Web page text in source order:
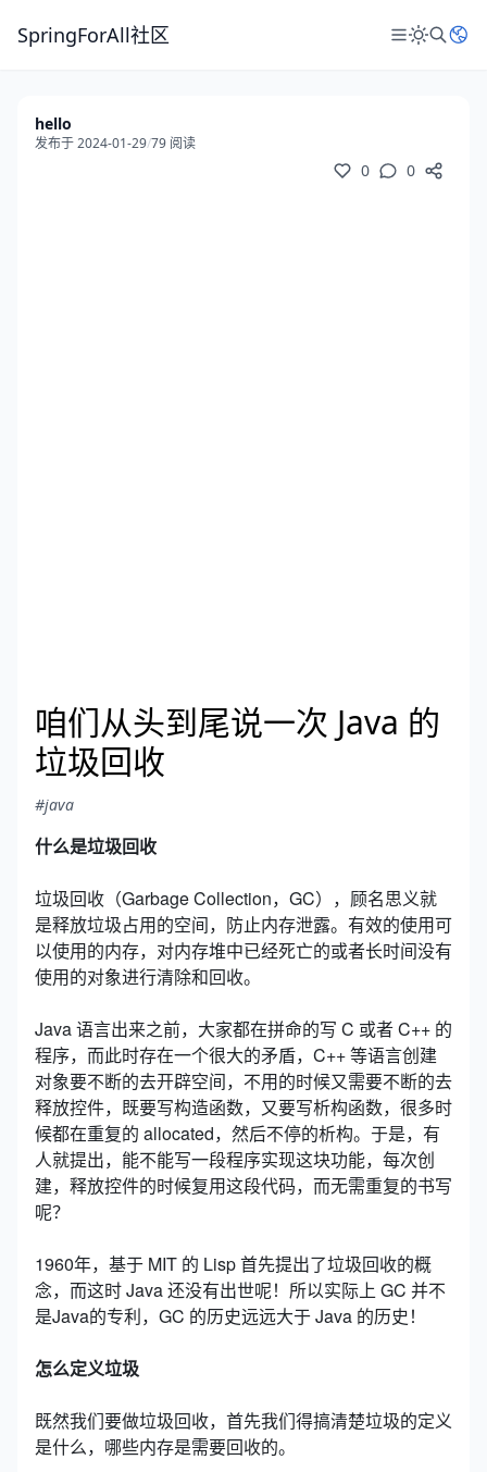
SpringForAll社区
hello
发布于 2024-01-29/79 阅读
0 0
咱们从头到尾说一次 Java 的
垃圾回收
#java
什么是垃圾回收
垃圾回收（Garbage Collection，GC），顾名思义就
是释放垃圾占用的空间，防止内存泄露。有效的使用可
以使用的内存，对内存堆中已经死亡的或者长时间没有
使用的对象进行清除和回收。
Java 语言出来之前，大家都在拼命的写 C 或者 C++ 的
程序，而此时存在一个很大的矛盾，C++ 等语言创建
对象要不断的去开辟空间，不用的时候又需要不断的去
释放控件，既要写构造函数，又要写析构函数，很多时
候都在重复的 allocated，然后不停的析构。于是，有
人就提出，能不能写一段程序实现这块功能，每次创
建，释放控件的时候复用这段代码，而无需重复的书写
呢？
1960年，基于 MIT 的 Lisp 首先提出了垃圾回收的概
念，而这时 Java 还没有出世呢！所以实际上 GC 并不
是Java的专利，GC 的历史远远大于 Java 的历史！
怎么定义垃圾
既然我们要做垃圾回收，首先我们得搞清楚垃圾的定义
是什么，哪些内存是需要回收的。